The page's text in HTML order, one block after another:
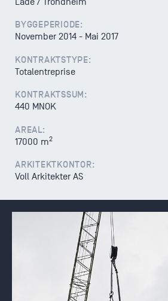
BYGGEPERIODE:
November 2014 - Mai 2017
KONTRAKTSTYPE:
Totalentreprise
KONTRAKTSSUM:
440 MNOK
AREAL:
17000 m2
ARKITEKTKONTOR:
Voll Arkitekter AS